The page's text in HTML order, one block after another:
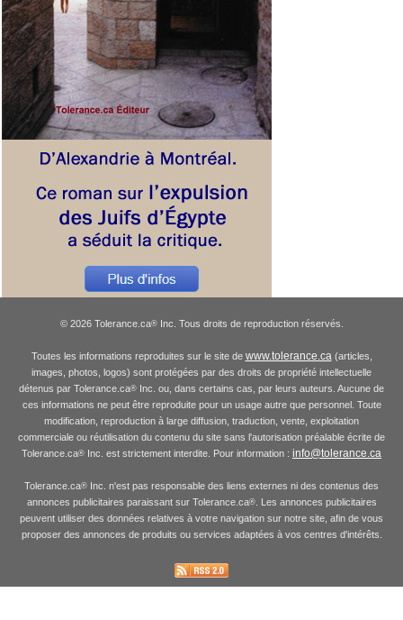
© 2026 Tolerance.ca®Inc. Tous droits de reproduction réservés.
Toutes les informations reproduites sur le site de www.tolerance.ca(articles,
images, photos, logos) sont protégées par des droits de propriété intellectuelle
détenus par Tolerance.ca® Inc. ou, dans certains cas, par leurs auteurs. Aucune de
ces informations ne peut être reproduite pour un usage autre que personnel. Toute
modification, reproduction à large diffusion, traduction, vente, exploitation
commerciale ou réutilisation du contenu du site sans l'autorisation préalable écrite de
Tolerance.ca® Inc. est strictement interdite. Pour information : info@tolerance.ca
Tolerance.ca® Inc. n'est pas responsable des liens externes ni des contenus des
annonces publicitaires paraissant sur Tolerance.ca®. Les annonces publicitaires
peuvent utiliser des données relatives à votre navigation sur notre site, afin de vous
proposer des annonces de produits ou services adaptées à vos centres d'intérêts.